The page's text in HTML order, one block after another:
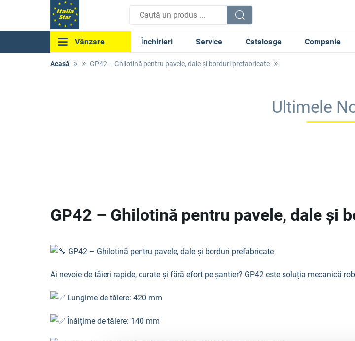
Vânzare Închirieri Service Cataloage Companie
Acasă GP42 – Ghilotină pentru pavele, dale și borduri prefabricate
Ultimele
GP42 – Ghilotină pentru pavele, dale și
GP42 – Ghilotină pentru pavele, dale și borduri prefabricate
Ai nevoie de tăieri rapide, curate și fără efort pe șantier? GP42 este soluția mecanică
Lungime de tăiere: 420 mm
Înălțime de tăiere: 140 mm